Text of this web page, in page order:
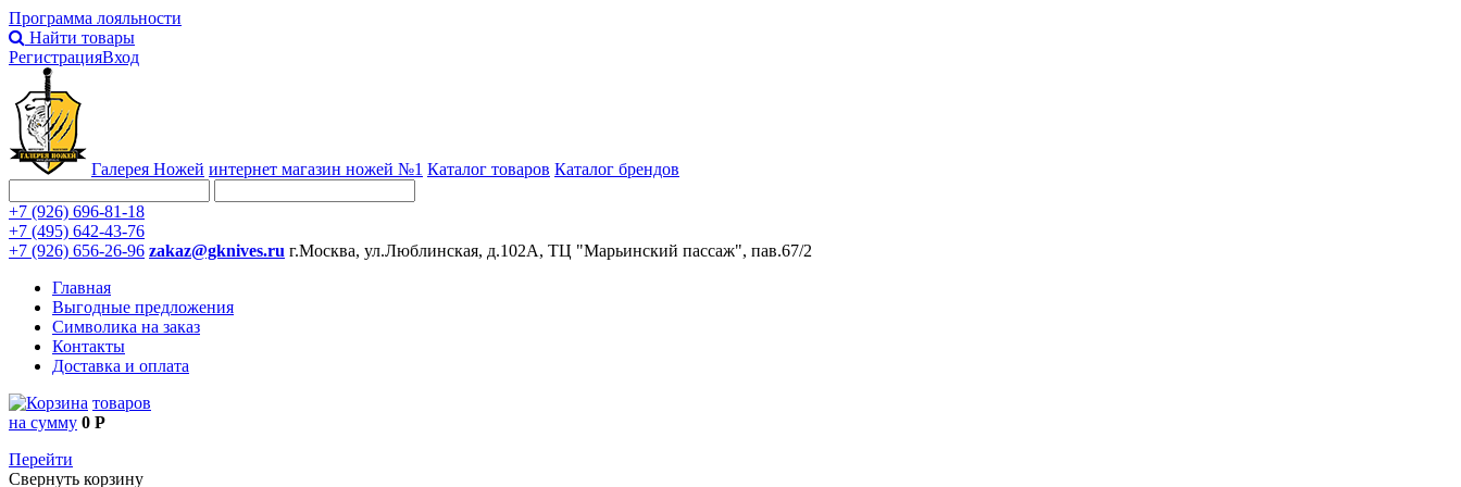
Программа лояльности
Найти товары
РегистрацияВход
Галерея Ножей интернет магазин ножей №1 Каталог товаров Каталог брендов
+7 (926) 696-81-18
+7 (495) 642-43-76
+7 (926) 656-26-96 zakaz@gknives.ru г.Москва, ул.Люблинская, д.102А, ТЦ "Марьинский пассаж", пав.67/2
Главная
Выгодные предложения
Символика на заказ
Контакты
Доставка и оплата
товаров
на сумму 0 Р
Перейти
Свернуть корзину